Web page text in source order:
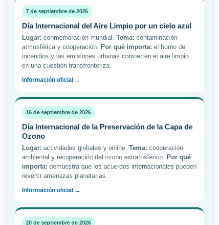
7 de septiembre de 2026
Día Internacional del Aire Limpio por un cielo azul
Lugar: conmemoración mundial. Tema: contaminación
atmosférica y cooperación. Por qué importa: el humo de
incendios y las emisiones urbanas convierten el aire limpio
en una cuestión transfronteriza.
Información oficial →
16 de septiembre de 2026
Día Internacional de la Preservación de la Capa de
Ozono
Lugar: actividades globales y online. Tema: cooperación
ambiental y recuperación del ozono estratosférico. Por qué
importa: demuestra que los acuerdos internacionales pueden
revertir amenazas planetarias.
Información oficial →
20 de septiembre de 2026